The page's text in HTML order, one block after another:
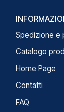
Spedizione e
Catalogo
Home Page
Contatti
FAQ